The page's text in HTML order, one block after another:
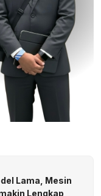
Lama, Mesin
Lengkap